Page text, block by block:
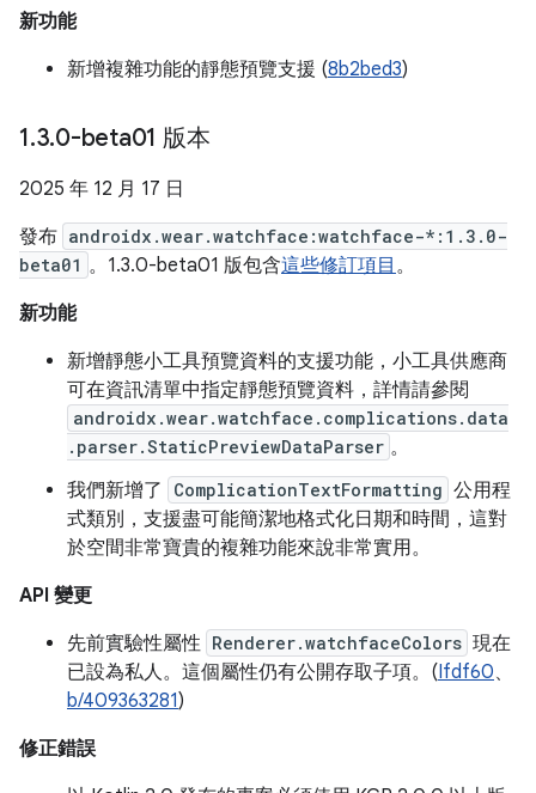
新功能
新增複雜功能的靜態預覽支援 (8b2bed3)
1.3.0-beta01 版本
2025 年 12 月 17 日
發布 androidx.wear.watchface:watchface-*:1.3.0-
beta01 。1.3.0-beta01 版包含這些修訂項目 。
新功能
新增靜態小工具預覽資料的支援功能，小工具供應商
可在資訊清單中指定靜態預覽資料，詳情請參閱
androidx.wear.watchface.complications.data
.parser.StaticPreviewDataParser 。
我們新增了
ComplicationTextFormatting 公用程
式類別，支援盡可能簡潔地格式化日期和時間，這對
於空間非常寶貴的複雜功能來說非常實用。
API 變更
先前實驗性屬性 Renderer.watchfaceColors 現在
已設為私人。這個屬性仍有公開存取子項。(Ifdf60、
b/409363281)
修正錯誤